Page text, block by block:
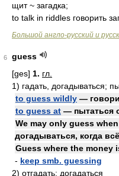
щит ~ загадка;
to talk in riddles говорить
Большой англо-русский и
6
guess
[ges] 1. гл.
1) гадать, догадываться;
to guess wildly —
to guess at — пытаться
We may only guess
догадываться, когда
Guess where the money
- keep smb. guessing
2) отгадать; догадаться